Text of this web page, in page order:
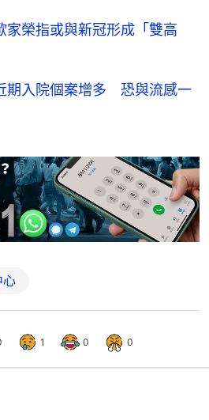
榮指或與新冠形成「雙高
期入院個案增多 恐與流感一
心
1 0 0